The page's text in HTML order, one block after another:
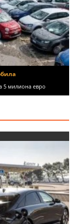
5 милиона евро